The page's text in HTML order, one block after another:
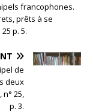
francophones.
prêts à se
p. 5.
de
deux
25,
p. 3.